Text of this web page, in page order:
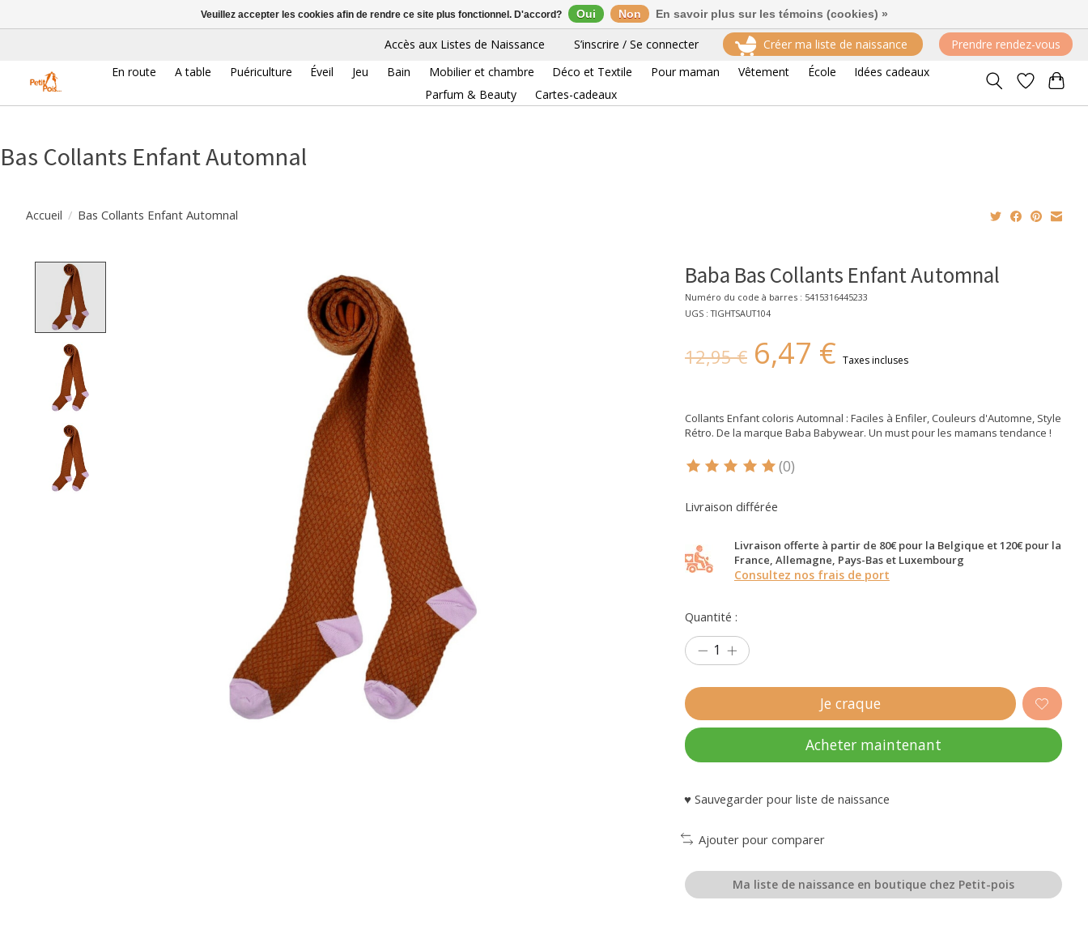
Accès aux Listes de Naissance S’inscrire / Se connecter Créer ma liste de naissance
Prendre rendez-vous
En route
A table Puériculture Éveil Jeu Bain Mobilier et chambre Déco et Textile Pour maman Vêtement École
Idées cadeaux
Parfum & Beauty
Cartes-cadeaux
Bas Collants Enfant Automnal
Accueil / Bas Collants Enfant Automnal
Baba Bas Collants Enfant Automnal
Numéro du code à barres : 5415316445233
UGS : TIGHTSAUT104
12,95 € 6,47 € Taxes incluses
Collants Enfant coloris Automnal : Faciles à Enfiler, Couleurs d'Automne, Style
Rétro. De la marque Baba Babywear. Un must pour les mamans tendance !
Ce produit est évalué à
(0)
Livraison différée
Livraison offerte à partir de 80€ pour la Belgique et 120€ pour la
France, Allemagne, Pays-Bas et Luxembourg
Consultez nos frais de port
Quantité :
Je craque
Acheter maintenant
♥ Sauvegarder pour liste de naissance
Ajouter pour comparer
Ma liste de naissance en boutique chez Petit-pois
Veuillez accepter les cookies afin de rendre ce site plus fonctionnel. D'accord? Oui Non En savoir plus sur les témoins (cookies) »